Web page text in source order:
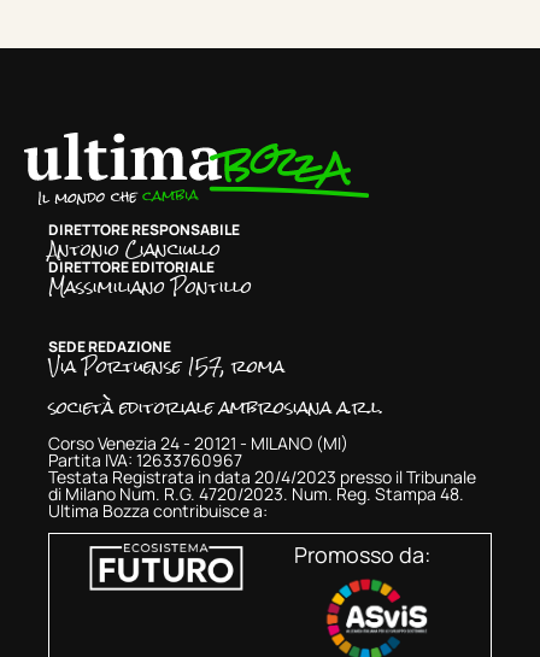
DIRETTORE RESPONSABILE
Antonio Cianciullo
DIRETTORE EDITORIALE
Massimiliano Pontillo
SEDE REDAZIONE
Via Portuense 157, roma
società editoriale ambrosiana a.r.l.
Corso Venezia 24 - 20121 - MILANO (MI)
Partita IVA: 12633760967
Testata Registrata in data 20/4/2023 presso il Tribunale
di Milano Num. R.G. 4720/2023. Num. Reg. Stampa 48.
Ultima Bozza contribuisce a:
Promosso da: